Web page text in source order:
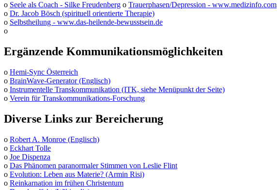
o Seele als Coach - Silke Freudenberg o Trauerphasen/Depression - www.medizinfo.com
o Dr. Jacob Bösch (spirituell orientierte Therapie)
o Selbstheilung - www.das-heilende-bewusstsein.de
o
Ergänzende Kommunikationsmöglichkeiten
o Hemi-Sync Österreich
o BrainWave-Generator (Englisch)
o Instrumentelle Transkommunikation (ITK, siehe Menüpunkt der Seite)
o Verein für Transkommunikations-Forschung
Diverse Links zur Bereicherung
o Robert A. Monroe (Englisch)
o Eckhart Tolle
o Joe Dispenza
o Das Phänomen paranormaler Stimmen von Leslie Flint
o Evolution: Leben aus Materie? (Armin Risi)
o Reinkarnation im frühen Christentum